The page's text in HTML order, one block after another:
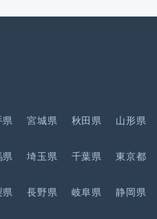
宮城県 秋田県 山形県
埼玉県 千葉県 東京都
長野県 岐阜県 静岡県